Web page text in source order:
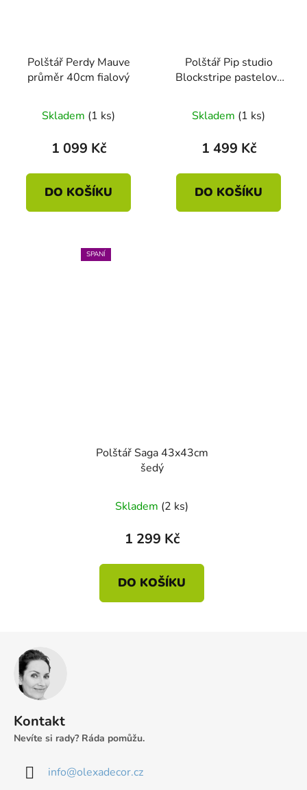
Polštář Perdy Mauve
průměr 40cm fialový
Skladem (1 ks)
1 099 Kč
DO KOŠÍKU
Polštář Pip studio
Blockstripe pastelová
Skladem (1 ks)
1 499 Kč
DO KOŠÍKU
SPANÍ
Polštář Saga 43x43cm
šedý
Skladem (2 ks)
1 299 Kč
DO KOŠÍKU
Kontakt
Nevíte si rady? Ráda pomůžu.
info@olexadecor.cz